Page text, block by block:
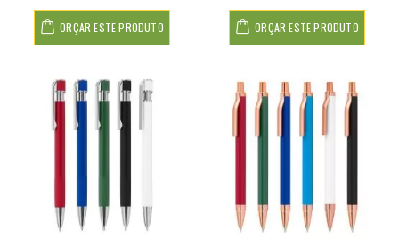
ORÇAR ESTE PRODUTO ORÇAR ESTE PRODUTO